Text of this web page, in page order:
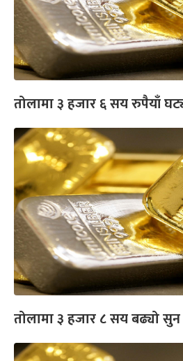
तोलामा ३ हजार ६ सय रुपैयाँ
तोलामा ३ हजार ८ सय बढ्यो सुन